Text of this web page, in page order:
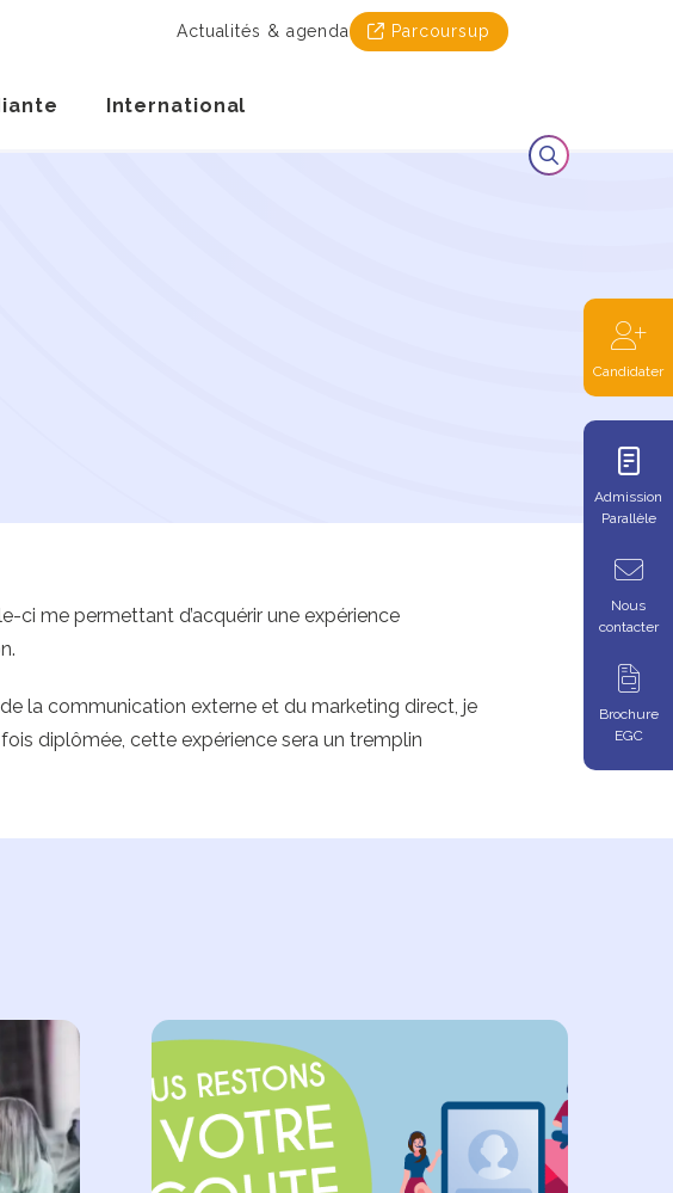
Candidater
Admission
Parallèle
Nous
contacter
Brochure
EGC
Actualités & agenda Parcoursup
International
ci me permettant d’acquérir une expérience
la communication externe et du marketing direct, je
diplômée, cette expérience sera un tremplin